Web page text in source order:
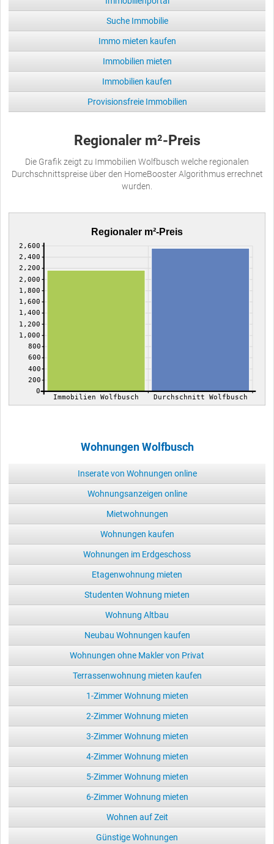
Suche Immobilie
Immo mieten kaufen
Immobilien mieten
Immobilien kaufen
Provisionsfreie Immobilien
Regionaler m²-Preis
Die Grafik zeigt zu Immobilien Wolfbusch welche regionalen
Durchschnittspreise über den HomeBooster Algorithmus errechnet
wurden.
Regionaler m²-Preis
0
200
400
600
800
1,000
1,200
1,400
1,600
1,800
2,000
2,200
2,400
2,600
Immobilien Wolfbusch Durchschnitt Wolfbusch
Wohnungen Wolfbusch
Inserate von Wohnungen online
Wohnungsanzeigen online
Mietwohnungen
Wohnungen kaufen
Wohnungen im Erdgeschoss
Etagenwohnung mieten
Studenten Wohnung mieten
Wohnung Altbau
Neubau Wohnungen kaufen
Wohnungen ohne Makler von Privat
Terrassenwohnung mieten kaufen
1-Zimmer Wohnung mieten
2-Zimmer Wohnung mieten
3-Zimmer Wohnung mieten
4-Zimmer Wohnung mieten
5-Zimmer Wohnung mieten
6-Zimmer Wohnung mieten
Wohnen auf Zeit
Günstige Wohnungen